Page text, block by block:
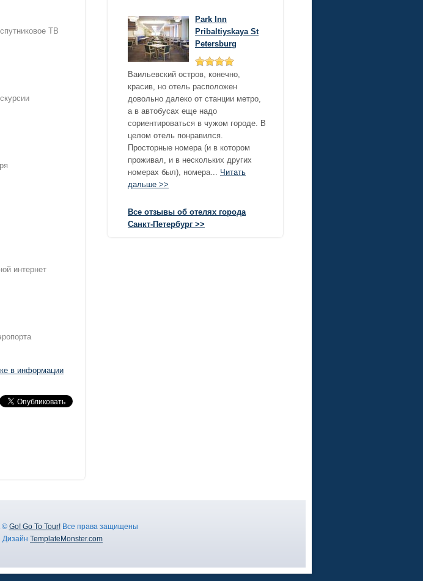
ТВ
интернет
в информации
Park Inn
Pribaltiyskaya St
Petersburg
Ваильевский остров, конечно,
красив, но отель расположен
довольно далеко от станции метро,
а в автобусах еще надо
сориентироваться в чужом городе. В
целом отель понравился.
Просторные номера (и в котором
проживал, и в нескольких других
номерах был), номера... Читать
дальше >>
Все отзывы об отелях города
Санкт-Петербург >>
© Go! Go To Tour!Все права защищены
Дизайн TemplateMonster.com